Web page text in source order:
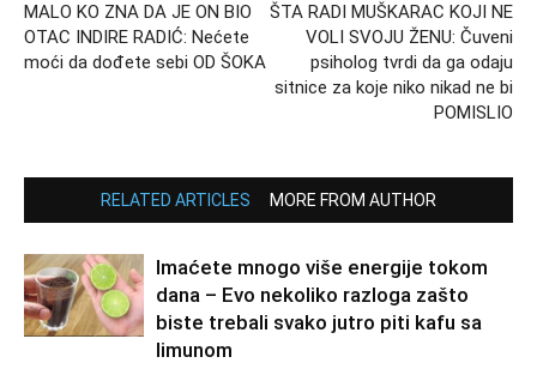
MALO KO ZNA DA JE ON BIO
OTAC INDIRE RADIĆ: Nećete
moći da dođete sebi OD ŠOKA
ŠTA RADI MUŠKARAC KOJI NE
VOLI SVOJU ŽENU: Čuveni
psiholog tvrdi da ga odaju
sitnice za koje niko nikad ne bi
POMISLIO
RELATED ARTICLES MORE FROM AUTHOR
Imaćete mnogo više energije tokom
dana – Evo nekoliko razloga zašto
biste trebali svako jutro piti kafu sa
limunom